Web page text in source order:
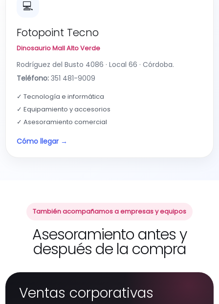
💻
Fotopoint Tecno
Dinosaurio Mall Alto Verde
Rodríguez del Busto 4086 · Local 66 · Córdoba.
Teléfono: 351 481-9009
✓ Tecnología e informática
✓ Equipamiento y accesorios
✓ Asesoramiento comercial
Cómo llegar →
También acompañamos a empresas y equipos
Asesoramiento antes y
después de la compra
Ventas corporativas